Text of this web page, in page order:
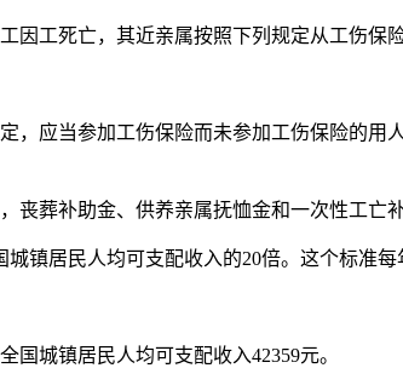
因工死亡，其近亲属按照下列规定从工伤保
，应当参加工伤保险而未参加工伤保险的
丧葬补助金、供养亲属抚恤金和一次性工亡
镇居民人均可支配收入的20倍。这个标准每
国城镇居民人均可支配收入42359元。